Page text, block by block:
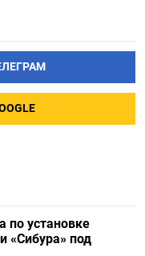
по установке
«Сибура» под